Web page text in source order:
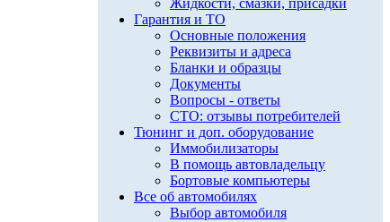
Жидкости, смазки, присадки
Гарантия и ТО
Основные положения
Реквизиты и адреса
Бланки и образцы
Документы
Вопросы - ответы
СТО: отзывы потребителей
Тюнинг и доп. оборудование
Иммобилизаторы
В помощь автовладельцу
Бортовые компьютеры
Все об автомобилях
Выбор автомобиля